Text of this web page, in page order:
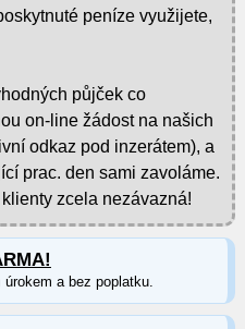
peníze využijete,
půjček co
on-line žádost na našich
odkaz pod inzerátem), a
prac. den sami zavoláme.
zcela nezávazná!
a bez poplatku.